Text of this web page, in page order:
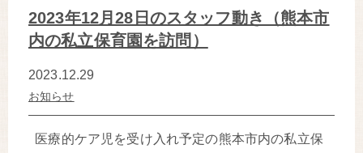
2023年12月28日のスタッフ動き（熊本市
内の私立保育園を訪問）
2023.12.29
お知らせ
医療的ケア児を受け入れ予定の熊本市内の私立保